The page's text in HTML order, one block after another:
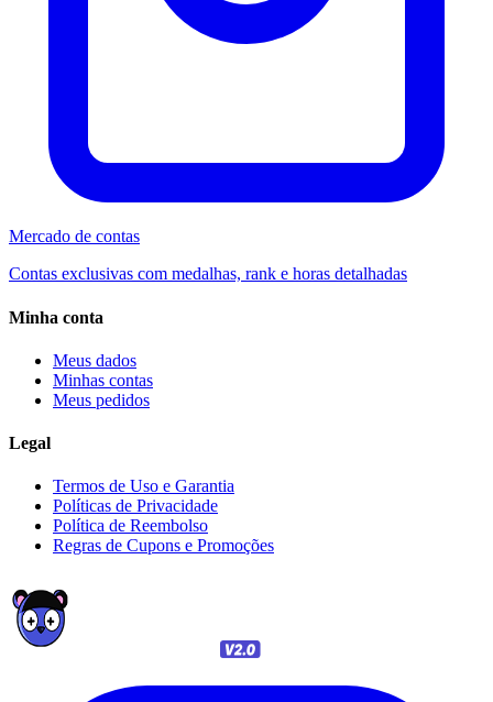
Mercado de contas
Contas exclusivas com medalhas, rank e horas detalhadas
Minha conta
Meus dados
Minhas contas
Meus pedidos
Legal
Termos de Uso e Garantia
Políticas de Privacidade
Política de Reembolso
Regras de Cupons e Promoções